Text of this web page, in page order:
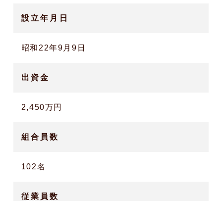
設立年月日
昭和22年9月9日
出資金
2,450万円
組合員数
102名
従業員数